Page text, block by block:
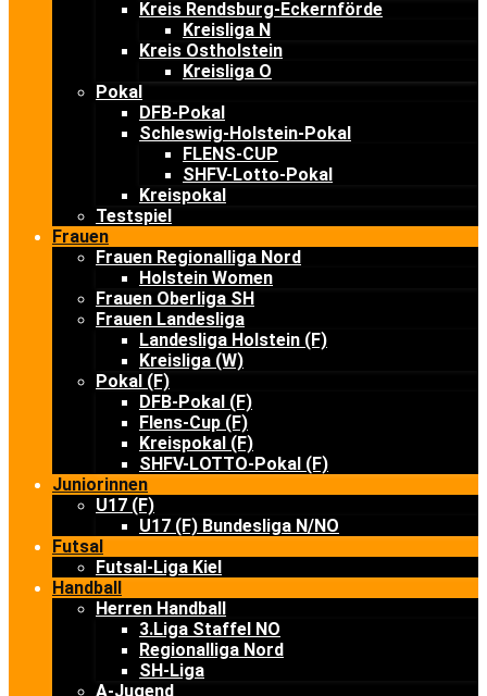
Kreis Rendsburg-Eckernförde
Kreisliga N
Kreis Ostholstein
Kreisliga O
Pokal
DFB-Pokal
Schleswig-Holstein-Pokal
FLENS-CUP
SHFV-Lotto-Pokal
Kreispokal
Testspiel
Frauen
Frauen Regionalliga Nord
Holstein Women
Frauen Oberliga SH
Frauen Landesliga
Landesliga Holstein (F)
Kreisliga (W)
Pokal (F)
DFB-Pokal (F)
Flens-Cup (F)
Kreispokal (F)
SHFV-LOTTO-Pokal (F)
Juniorinnen
U17 (F)
U17 (F) Bundesliga N/NO
Futsal
Futsal-Liga Kiel
Handball
Herren Handball
3.Liga Staffel NO
Regionalliga Nord
SH-Liga
A-Jugend